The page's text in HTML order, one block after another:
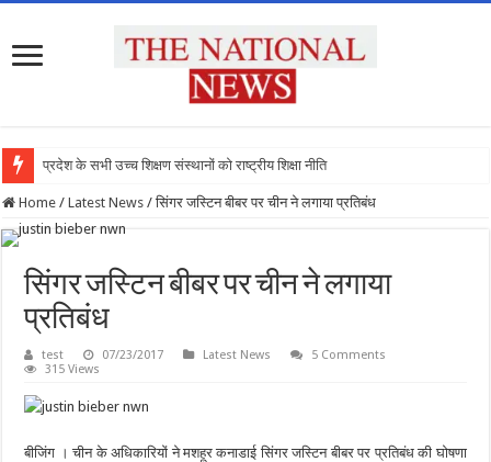
प्रदेश के सभी उच्च शिक्षण संस्थानों को राष्ट्रीय शिक्षा नीति के अ
Home / Latest News / सिंगर जस्टिन बीबर पर चीन ने लगाया प्रतिबंध
सिंगर जस्टिन बीबर पर चीन ने लगाया
प्रतिबंध
test 07/23/2017 Latest News
5 Comments
315 Views
बीजिंग । चीन के अधिकारियों ने मशहूर कनाडाई सिंगर जस्टिन बीबर पर प्रतिबंध की घोषणा